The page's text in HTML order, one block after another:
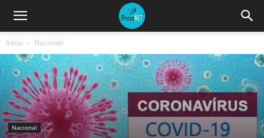
Início Nacional
Nacional